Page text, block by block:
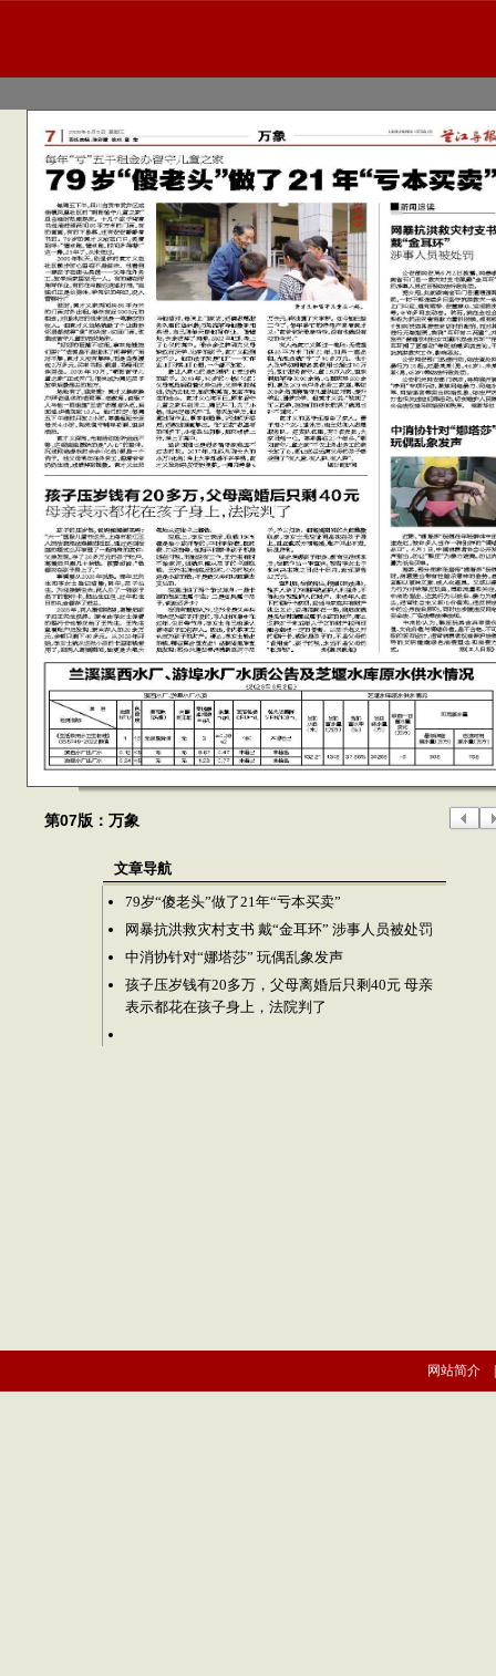
第07版：万象
文章导航
79岁“傻老头”做了21年“亏本买卖”
网暴抗洪救灾村支书 戴“金耳环” 涉事人员被处罚
中消协针对“娜塔莎” 玩偶乱象发声
孩子压岁钱有20多万，父母离婚后只剩40元 母亲
表示都花在孩子身上，法院判了
网站简介